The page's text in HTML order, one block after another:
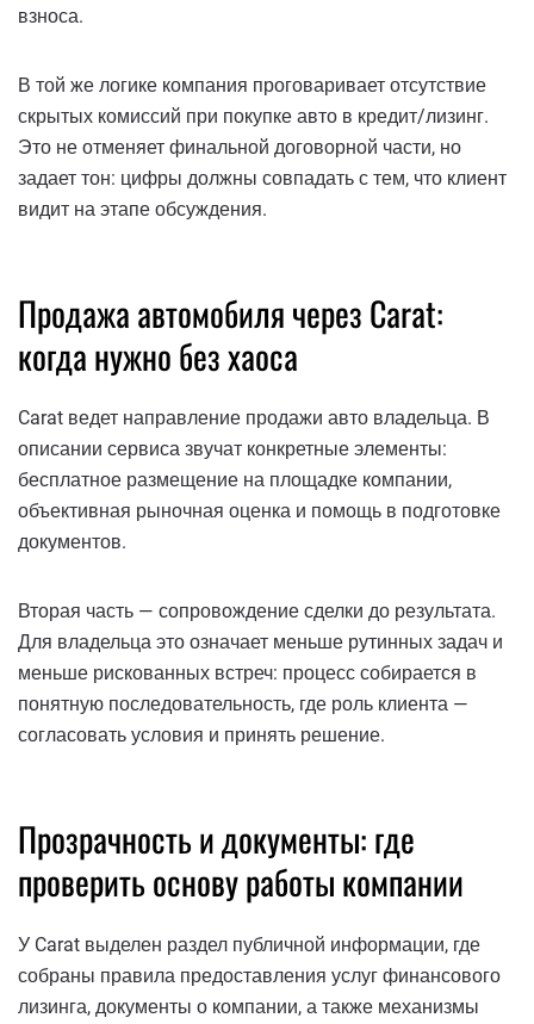
взноса.
В той же логике компания проговаривает отсутствие
скрытых комиссий при покупке авто в кредит/лизинг.
Это не отменяет финальной договорной части, но
задает тон: цифры должны совпадать с тем, что клиент
видит на этапе обсуждения.
Продажа автомобиля через Carat:
когда нужно без хаоса
Carat ведет направление продажи авто владельца. В
описании сервиса звучат конкретные элементы:
бесплатное размещение на площадке компании,
объективная рыночная оценка и помощь в подготовке
документов.
Вторая часть — сопровождение сделки до результата.
Для владельца это означает меньше рутинных задач и
меньше рискованных встреч: процесс собирается в
понятную последовательность, где роль клиента —
согласовать условия и принять решение.
Прозрачность и документы: где
проверить основу работы компании
У Carat выделен раздел публичной информации, где
собраны правила предоставления услуг финансового
лизинга, документы о компании, а также механизмы